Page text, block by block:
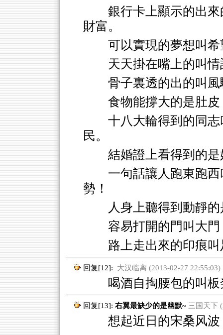
銀行卡上顯示的出
財富。
可以實現的夢想叫
天天掛在嘴上的叫
骨子裏透的出的叫
食物能撐大的是肚
十八大輪得到的同
民。
結婚證上看得到的
一句話讓人跑東跑
勢！
人身上聽得到動靜
容易打開的門叫大
路上走出來的印痕
回复[12]: 大汉临离 (2013-02-27 22:55:03)
喝酒自掏腰包的叫板
回复[13]: 右翼最缺少的是幽默~ 三国天下
想起近日的宋桑风波